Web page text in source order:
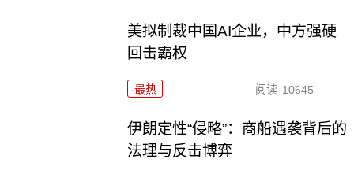
美拟制裁中国AI企业，中方强硬
回击霸权
最热 阅读 10645
伊朗定性“侵略”：商船遇袭背后的
法理与反击博弈